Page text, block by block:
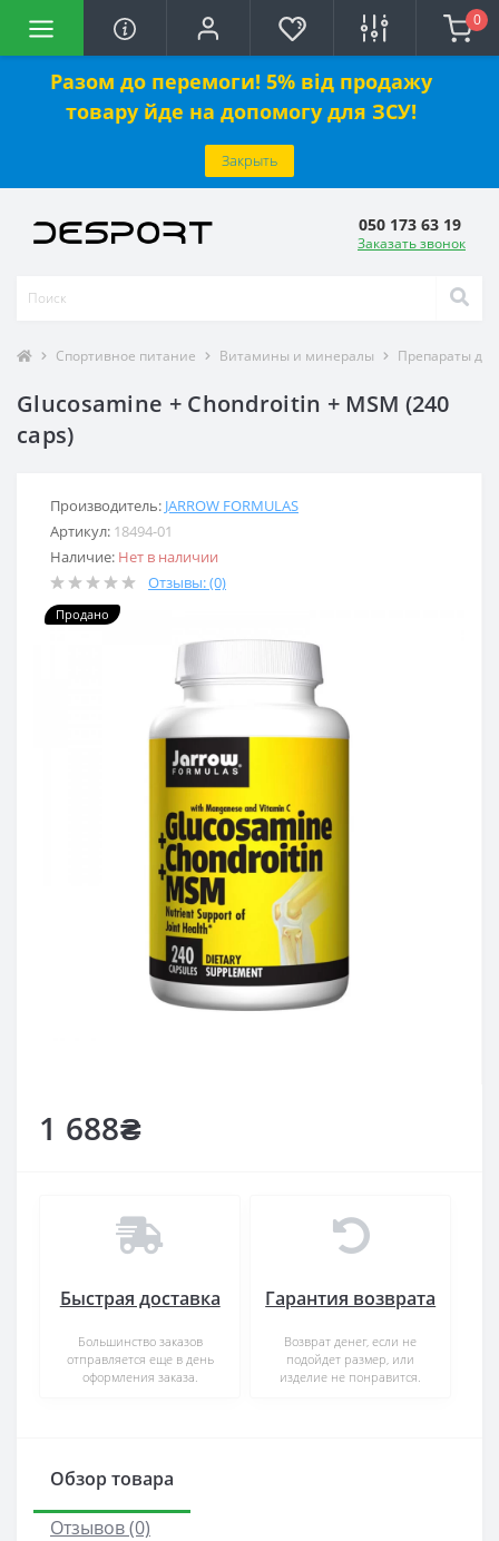
Разом до перемоги! 5% від продажу
товару йде на допомогу для ЗСУ!
Закрыть
0
050 173 63 19
Заказать звонок
Спортивное питание Витамины и минералы Препараты для
Glucosamine + Chondroitin + MSM (240
caps)
Производитель: JARROW FORMULAS
Артикул: 18494-01
Наличие: Нет в наличии
Отзывы: (0)
Продано
1 688₴
Быстрая доставка
Большинство заказов
отправляется еще в день
оформления заказа.
Гарантия возврата
Возврат денег, если не
подойдет размер, или
изделие не понравится.
Обзор товара
Отзывов (0)